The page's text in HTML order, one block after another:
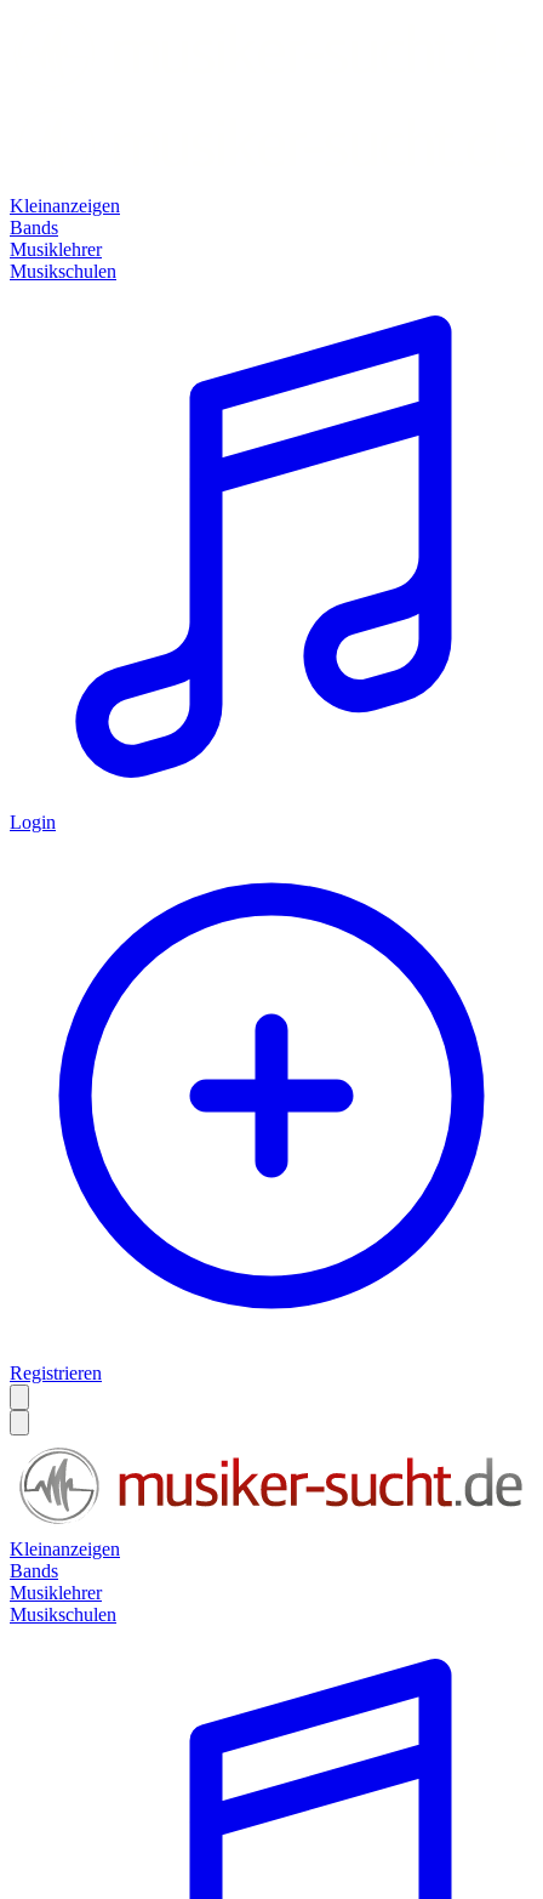
Kleinanzeigen
Bands
Musiklehrer
Musikschulen
Login
Registrieren
Kleinanzeigen
Bands
Musiklehrer
Musikschulen